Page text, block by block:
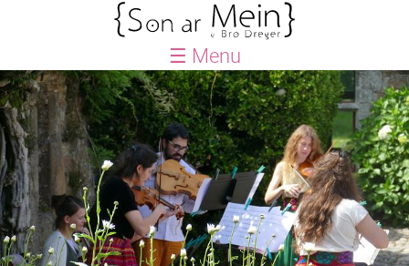
☰ Menu
ACCUEIL
BLOG
AGENDA
QUE FAISONS-NOUS ?
Saison
Le Petit Festival